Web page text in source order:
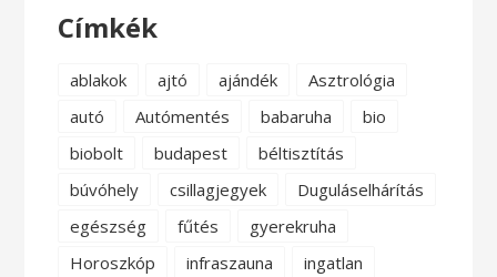
Címkék
ablakok ajtó ajándék
Asztrológia
autó
Autómentés babaruha
bio
biobolt
budapest
béltisztítás
búvóhely
csillagjegyek
Duguláselhárítás
egészség
fűtés
gyerekruha
Horoszkóp
infraszauna ingatlan